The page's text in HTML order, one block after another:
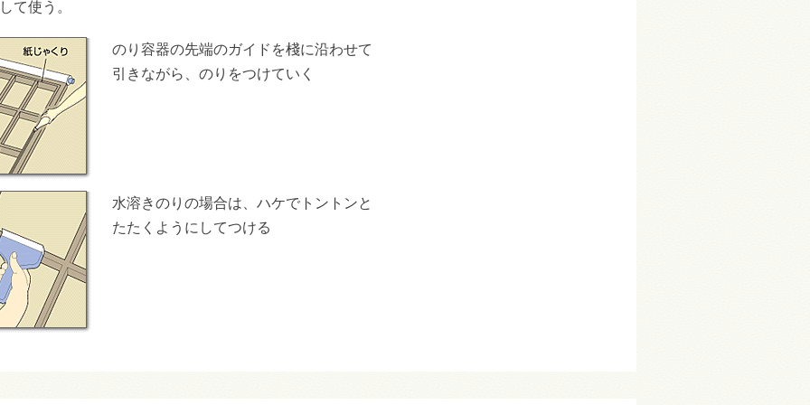
て使う。
のり容器の先端のガイドを棧に沿わせて
引きながら、のりをつけていく
水溶きのりの場合は、ハケでトントンと
たたくようにしてつける